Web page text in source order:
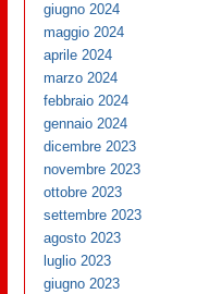
giugno 2024
maggio 2024
aprile 2024
marzo 2024
febbraio 2024
gennaio 2024
dicembre 2023
novembre 2023
ottobre 2023
settembre 2023
agosto 2023
luglio 2023
giugno 2023